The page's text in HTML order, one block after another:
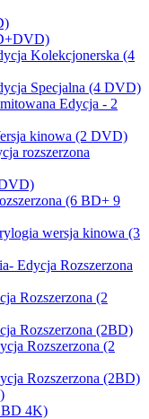
Kolekcjonerska (4
Specjalna (4 DVD)
Edycja - 2
kinowa (2 DVD)
rozszerzona
(6 BD+ 9
wersja kinowa (3
Edycja Rozszerzona
Rozszerzona (2
Rozszerzona (2BD)
Rozszerzona (2
Rozszerzona (2BD)
4K)